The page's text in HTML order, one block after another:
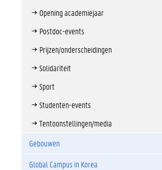
Opening academiejaar
Postdoc-events
Prijzen/onderscheidingen
Solidariteit
Sport
Studenten-events
Tentoonstellingen/media
Gebouwen
Global Campus in Korea